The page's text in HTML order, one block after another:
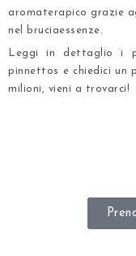
aromaterapico grazie
nel bruciaessenze.
Leggi in dettaglioi
pinnettos e chiedici un
milioni, vieni a trovarci!